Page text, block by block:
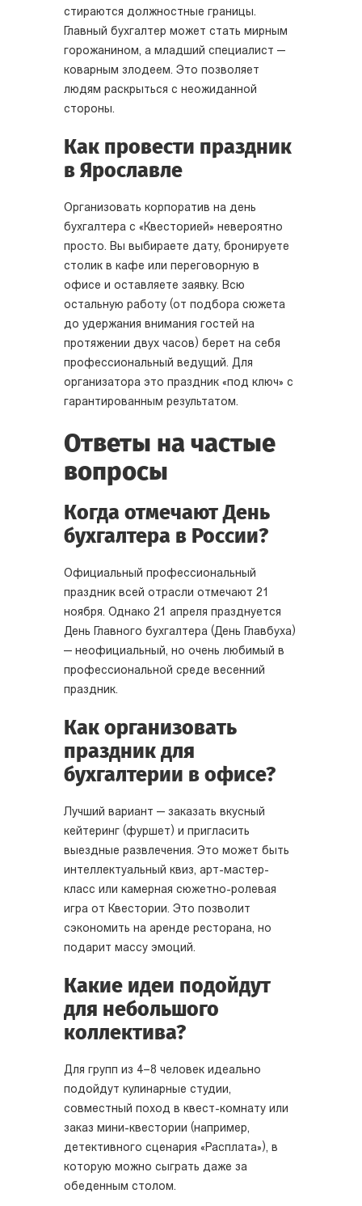
стираются должностные границы.
Главный бухгалтер может стать мирным
горожанином, а младший специалист —
коварным злодеем. Это позволяет
людям раскрыться с неожиданной
стороны.
Как провести праздник
в Ярославле
Организовать корпоратив на день
бухгалтера с «Квесторией» невероятно
просто. Вы выбираете дату, бронируете
столик в кафе или переговорную в
офисе и оставляете заявку. Всю
остальную работу (от подбора сюжета
до удержания внимания гостей на
протяжении двух часов) берет на себя
профессиональный ведущий. Для
организатора это праздник «под ключ» с
гарантированным результатом.
Ответы на частые
вопросы
Когда отмечают День
бухгалтера в России?
Официальный профессиональный
праздник всей отрасли отмечают 21
ноября. Однако 21 апреля празднуется
День Главного бухгалтера (День Главбуха)
— неофициальный, но очень любимый в
профессиональной среде весенний
праздник.
Как организовать
праздник для
бухгалтерии в офисе?
Лучший вариант — заказать вкусный
кейтеринг (фуршет) и пригласить
выездные развлечения. Это может быть
интеллектуальный квиз, арт-мастер-
класс или камерная сюжетно-ролевая
игра от Квестории. Это позволит
сэкономить на аренде ресторана, но
подарит массу эмоций.
Какие идеи подойдут
для небольшого
коллектива?
Для групп из 4–8 человек идеально
подойдут кулинарные студии,
совместный поход в квест-комнату или
заказ мини-квестории (например,
детективного сценария «Расплата»), в
которую можно сыграть даже за
обеденным столом.